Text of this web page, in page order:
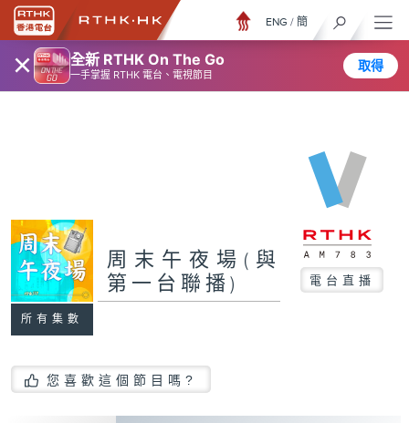
× 全新 RTHK On The Go
一手掌握 RTHK 電台、電視節目
取得
ENG / 簡
所有集數
周末午夜場(與
第一台聯播)
電台直播
您喜歡這個節目嗎?